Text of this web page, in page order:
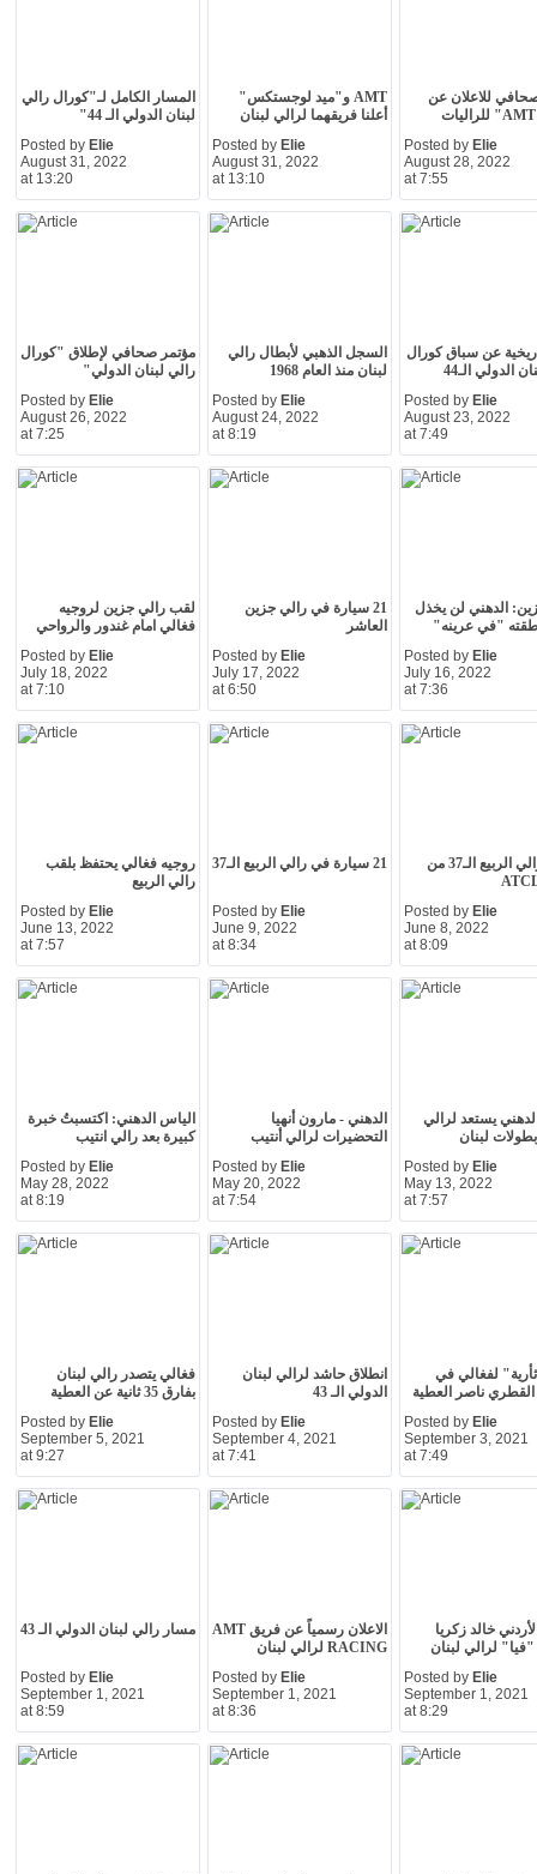
المسار الكامل لـ"كورال رالي
لبنان الدولي الـ 44"
Posted by Elie
August 31, 2022
at 13:20
AMT و"ميد لوجستكس"
أعلنا فريقهما لرالي لبنان
Posted by Elie
August 31, 2022
at 13:10
للاعلان عن
Posted by Elie
August 28, 2022
at 7:55
مؤتمر صحافي لإطلاق "كورال
رالي لبنان الدولي"
Posted by Elie
August 26, 2022
at 7:25
السجل الذهبي لأبطال رالي
لبنان منذ العام 1968
Posted by Elie
August 24, 2022
at 8:19
عن سباق كورال
الدولي الـ44
Posted by Elie
August 23, 2022
at 7:49
لقب رالي جزين لروجيه
فغالي امام غندور والرواحي
Posted by Elie
July 18, 2022
at 7:10
21 سيارة في رالي جزين
العاشر
Posted by Elie
July 17, 2022
at 6:50
الدهني لن يخذل
"في عرينه"
Posted by Elie
July 16, 2022
at 7:36
روجيه فغالي يحتفظ بلقب
رالي الربيع
Posted by Elie
June 13, 2022
at 7:57
21 سيارة في رالي الربيع الـ37
Posted by Elie
June 9, 2022
at 8:34
مسار رالي الربيع الـ37 من
Posted by Elie
June 8, 2022
at 8:09
الياس الدهني: اكتسبتُ خبرة
كبيرة بعد رالي انتيب
Posted by Elie
May 28, 2022
at 8:19
الدهني - مارون أنهيا
التحضيرات لرالي أنتيب
Posted by Elie
May 20, 2022
at 7:54
يستعد لرالي
لبنان
Posted by Elie
May 13, 2022
at 7:57
فغالي يتصدر رالي لبنان
بفارق 35 ثانية عن العطية
Posted by Elie
September 5, 2021
at 9:27
انطلاق حاشد لرالي لبنان
الدولي الـ 43
Posted by Elie
September 4, 2021
at 7:41
لفغالي في
القطري ناصر العطية
Posted by Elie
September 3, 2021
at 7:49
مسار رالي لبنان الدولي الـ 43
Posted by Elie
September 1, 2021
at 8:59
الاعلان رسمياً عن فريق AMT
RACING لرالي لبنان
Posted by Elie
September 1, 2021
at 8:36
خالد زكريا
لرالي لبنان
Posted by Elie
September 1, 2021
at 8:29